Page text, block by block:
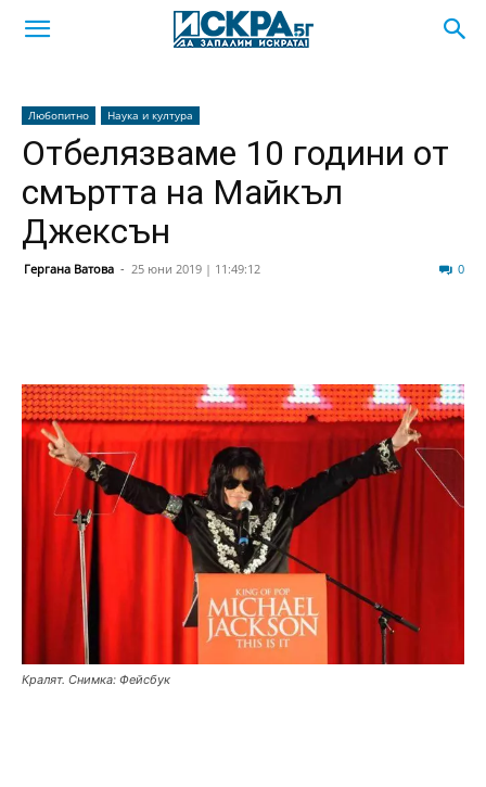
Любопитно Наука и култура
Отбелязваме 10 години от
смъртта на Майкъл
Джексън
Гергана Ватова - 25 юни 2019 | 11:49:12 0
Кралят. Снимка: Фейсбук